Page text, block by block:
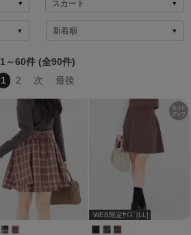
1～60件 (全90件)
1
2 次 最後
WEB限定ｻｲｽﾞ[LL]